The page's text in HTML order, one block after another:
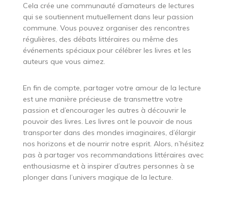
Cela crée une communauté d’amateurs de lectures
qui se soutiennent mutuellement dans leur passion
commune. Vous pouvez organiser des rencontres
régulières, des débats littéraires ou même des
événements spéciaux pour célébrer les livres et les
auteurs que vous aimez.
En fin de compte, partager votre amour de la lecture
est une manière précieuse de transmettre votre
passion et d’encourager les autres à découvrir le
pouvoir des livres. Les livres ont le pouvoir de nous
transporter dans des mondes imaginaires, d’élargir
nos horizons et de nourrir notre esprit. Alors, n’hésitez
pas à partager vos recommandations littéraires avec
enthousiasme et à inspirer d’autres personnes à se
plonger dans l’univers magique de la lecture.